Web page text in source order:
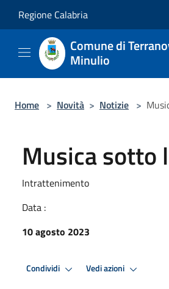
Regione Calabria
Comune di
Minulio
Home > Novità > Notizie >
Musica sotto
Intrattenimento
Data :
10 agosto 2023
Condividi Vedi azioni